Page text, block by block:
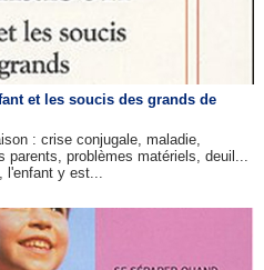
et les soucis des grands de
: crise conjugale, maladie,
parents, problèmes matériels, deuil...
l'enfant y est...